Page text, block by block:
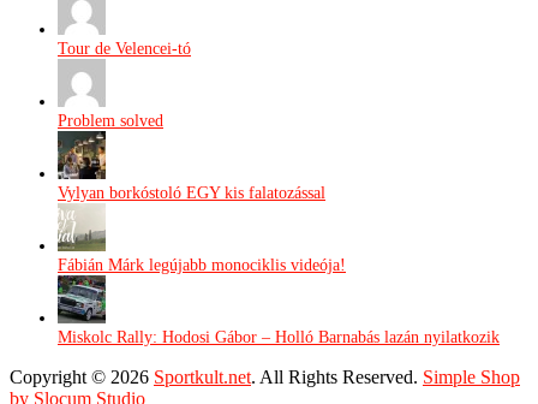
Tour de Velencei-tó
Problem solved
Vylyan borkóstoló EGY kis falatozással
Fábián Márk legújabb monociklis videója!
Miskolc Rally: Hodosi Gábor – Holló Barnabás lazán nyilatkozik
Copyright © 2026 Sportkult.net. All Rights Reserved. Simple Shop
by Slocum Studio